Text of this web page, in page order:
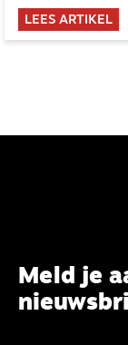
en
twijfels,
Buddy's zijn
LEES ARTIKEL
Meld je